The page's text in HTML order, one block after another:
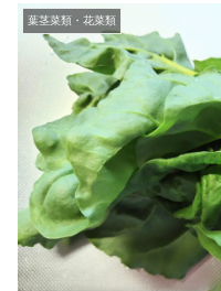
葉茎菜類・花菜類